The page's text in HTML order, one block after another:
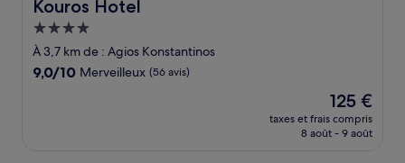
Kouros Hotel
Kouros Hotel
Hébergement
4.0 étoiles
À 3,7 km de : Agios Konstantinos
9.0
9,0/10 Merveilleux (56 avis)
Le
nouveau
prix
125 €
taxes et frais compris
8 août - 9 août